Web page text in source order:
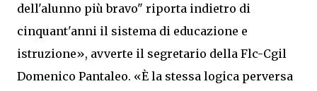
dell'alunno più bravo" riporta indietro di
cinquant'anni il sistema di educazione e
istruzione», avverte il segretario della Flc-Cgil
Domenico Pantaleo. «È la stessa logica perversa